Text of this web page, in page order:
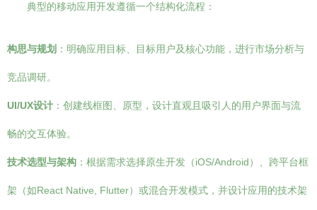
典型的移动应用开发遵循一个结构化流程：
构思与规划 ：明确应用目标、目标用户及核心功能，进行市场分析与
竞品调研。
UI/UX设计 ：创建线框图、原型，设计直观且吸引人的用户界面与流
畅的交互体验。
技术选型与架构 ：根据需求选择原生开发（iOS/Android）、跨平台框
架（如React Native, Flutter）或混合开发模式，并设计应用的技术架